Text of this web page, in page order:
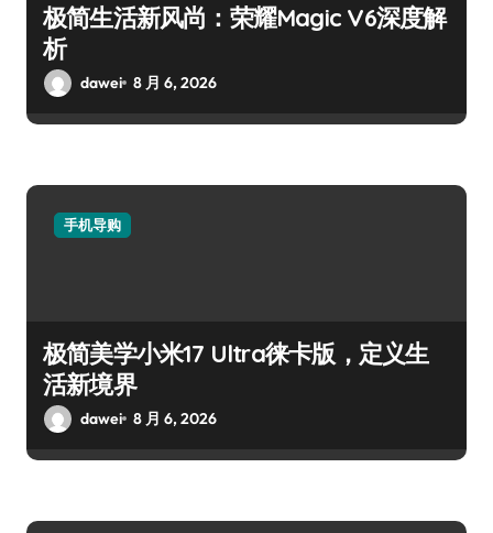
极简生活新风尚：荣耀Magic V6深度解
析
dawei 8 月 6, 2026
手机导购
极简美学小米17 Ultra徕卡版，定义生
活新境界
dawei 8 月 6, 2026